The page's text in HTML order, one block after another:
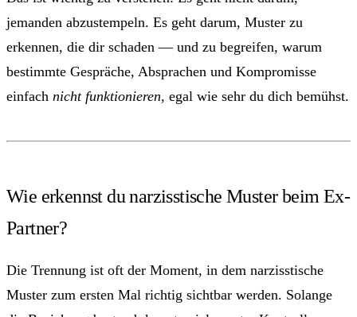
jemanden abzustempeln. Es geht darum, Muster zu
erkennen, die dir schaden — und zu begreifen, warum
bestimmte Gespräche, Absprachen und Kompromisse
einfach nicht funktionieren, egal wie sehr du dich bemühst.
Wie erkennst du narzisstische Muster beim Ex-
Partner?
Die Trennung ist oft der Moment, in dem narzisstische
Muster zum ersten Mal richtig sichtbar werden. Solange